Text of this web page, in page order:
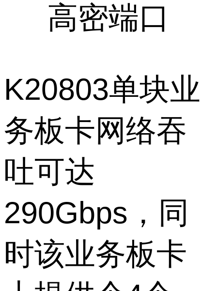
高密端口
K20803单块业
务板卡网络吞
吐可达
290Gbps，同
时该业务板卡